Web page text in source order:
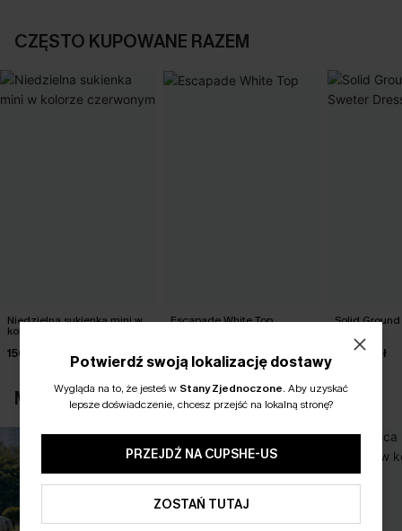
CZĘSTO KUPOWANE RAZEM
Niedzielna sukienka mini w
kolorze czerwonym
156,00 zł
Escapade White Top Solid
178,00 zł
MOŻESZ RÓWNIEŻ POLUBIĆ
Potwierdź swoją lokalizację dostawy
Wygląda na to, że jesteś w Stany Zjednoczone. Aby uzyskać
lepsze doświadczenie, chcesz przejść na lokalną stronę?
PRZEJDŹ NA CUPSHE-US
ZOSTAŃ TUTAJ